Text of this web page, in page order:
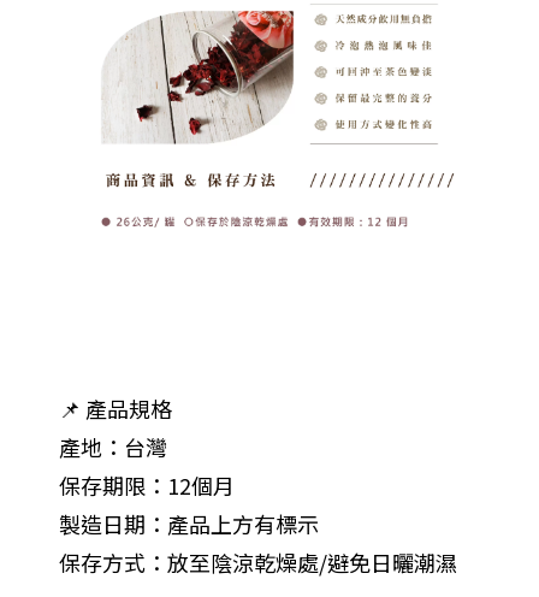
📌 產品規格
產地：台灣
保存期限：12個月
製造日期：產品上方有標示
保存方式：放至陰涼乾燥處/避免日曬潮濕